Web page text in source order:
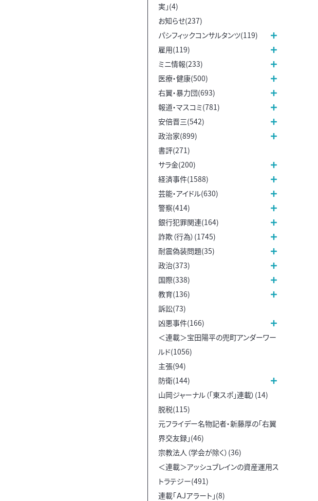
実」(4)
お知らせ(237)
パシフィックコンサルタンツ(119)
雇用(119)
ミニ情報(233)
医療・健康(500)
右翼・暴力団(693)
報道・マスコミ(781)
安倍晋三(542)
政治家(899)
書評(271)
サラ金(200)
経済事件(1588)
芸能・アイドル(630)
警察(414)
銀行犯罪関連(164)
詐欺（行為）(1745)
耐震偽装問題(35)
政治(373)
国際(338)
教育(136)
訴訟(73)
凶悪事件(166)
＜連載＞宝田陽平の兜町アンダーワー
ルド(1056)
主張(94)
防衛(144)
山岡ジャーナル（「東スポ」連載）(14)
脱税(115)
元フライデー名物記者・新藤厚の「右翼
界交友録」(46)
宗教法人（学会が除く）(36)
＜連載＞アッシュブレインの資産運用ス
トラテジー(491)
連載「ＡＪアラート」(8)